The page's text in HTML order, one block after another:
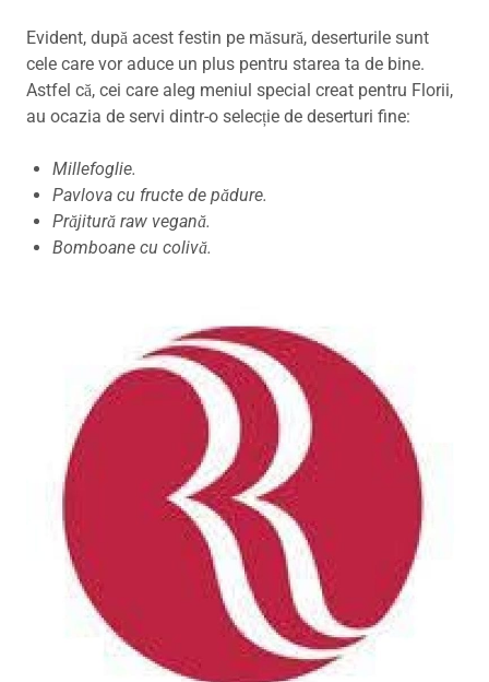
Evident, după acest festin pe măsură, deserturile sunt
cele care vor aduce un plus pentru starea ta de bine.
Astfel că, cei care aleg meniul special creat pentru Florii,
au ocazia de servi dintr-o selecție de deserturi fine:
Millefoglie.
Pavlova cu fructe de pădure.
Prăjitură raw vegană.
Bomboane cu colivă.